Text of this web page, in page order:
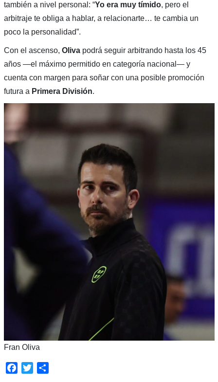
también a nivel personal: “Yo era muy tímido, pero el
arbitraje te obliga a hablar, a relacionarte… te cambia un
poco la personalidad”.
Con el ascenso, Oliva podrá seguir arbitrando hasta los 45
años —el máximo permitido en categoría nacional— y
cuenta con margen para soñar con una posible promoción
futura a Primera División.
Fran Oliva
Facebook
Twitter